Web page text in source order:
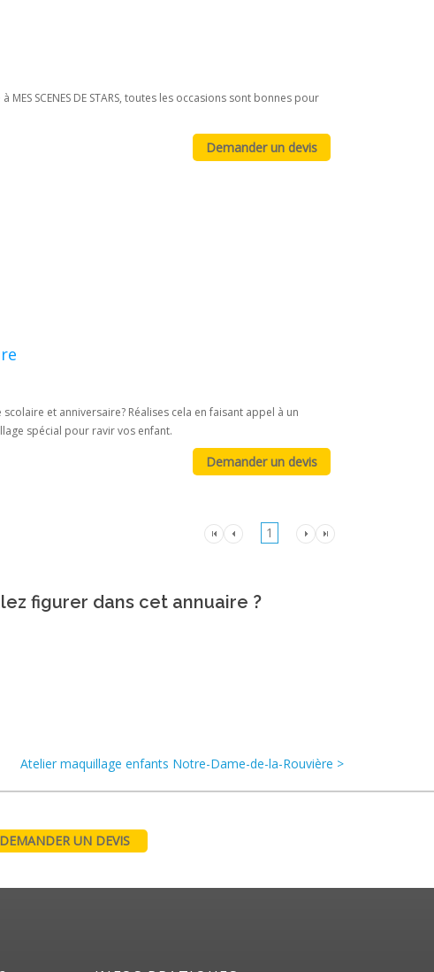
SCENES DE STARS, toutes les occasions sont bonnes pour
et anniversaire? Réalises cela en faisant appel à un
spécial pour ravir vos enfant.
1
figurer dans cet annuaire ?
Atelier maquillage enfants Notre-Dame-de-la-Rouvière >
DEMANDER UN DEVIS